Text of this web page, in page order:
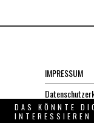
IMPRESSUM
DAS KÖNNTE
INTERESSIEREN